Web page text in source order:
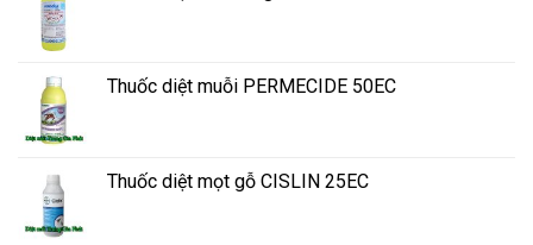
Thuốc diệt muỗi PERMECIDE 50EC
Thuốc diệt mọt gỗ CISLIN 25EC